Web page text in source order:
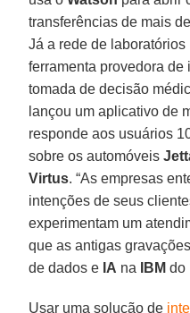
transferências de mais
Já a rede de laboratórios
ferramenta provedora
tomada de decisão
lançou um aplicativo de
responde aos usuários
sobre os automóveis
Virtus. “As empresas
intenções de seus
experimentam um
que as antigas
de dados e IA na IBM do
Usar uma solução de